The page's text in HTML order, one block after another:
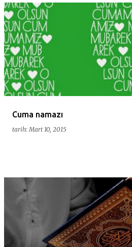
Cuma namazı
tarih:Mart 10, 2015